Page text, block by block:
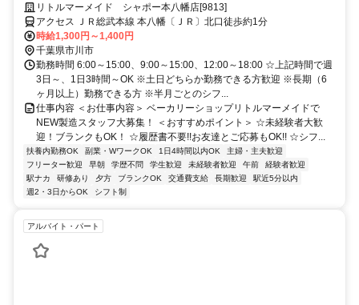
OK/早朝・土日祝の手当てもあり♪
リトルマーメイド シャポー本八幡店[9813]
アクセス ＪＲ総武本線 本八幡〔ＪＲ〕北口徒歩約1分
時給1,300円～1,400円
千葉県市川市
勤務時間 6:00～15:00、9:00～15:00、12:00～18:00 ☆上記時間で週
3日～、1日3時間～OK ※土日どちらか勤務できる方歓迎 ※長期（6
ヶ月以上）勤務できる方 ※半月ごとのシフ...
仕事内容 ＜お仕事内容＞ ベーカリーショップリトルマーメイドで
NEW製造スタッフ大募集！ ＜おすすめポイント＞ ☆未経験者大歓
迎！ブランクもOK！ ☆履歴書不要!!お友達とご応募もOK!! ☆シフ...
扶養内勤務OK 副業・WワークOK 1日4時間以内OK
主婦・主夫歓迎
フリーター歓迎
早朝 学歴不問 学生歓迎 未経験者歓迎 午前
経験者歓迎
駅ナカ
研修あり 夕方 ブランクOK 交通費支給 長期歓迎
駅近5分以内
週2・3日からOK
シフト制
アルバイト・パート